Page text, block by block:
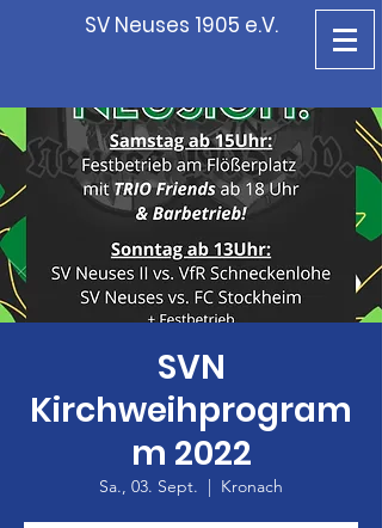
SV Neuses 1905 e.V.
SVN
Kirchweihprogram
m 2022
Sa., 03. Sept.
  |
Kronach